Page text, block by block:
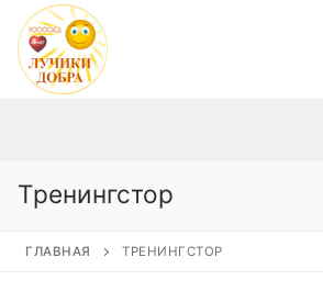
Перейти
содержимому
Тренингстор
ГЛАВНАЯ ТРЕНИНГСТОР